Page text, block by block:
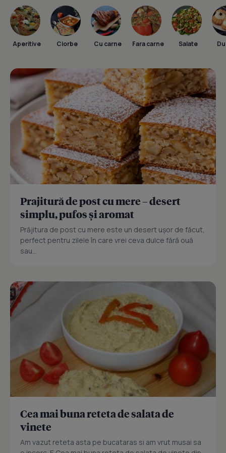
Aperitive Ciorbe Cu carne Fara carne Salate
Prajitură de post cu mere – desert
simplu, pufos și aromat
Prăjitura de post cu mere este un desert ușor de făcut,
perfect pentru zilele în care vrei ceva dulce fără ouă
sau...
Cea mai buna reteta de salata de
vinete
Am vazut reteta asta pe bucataras si am vrut musai sa